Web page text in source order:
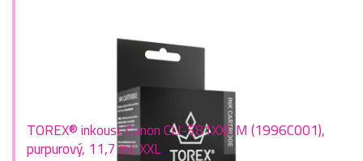
TOREX® inkoust Canon CLI-581XXL M (1996C001),
purpurový, 11,7 ml, XXL